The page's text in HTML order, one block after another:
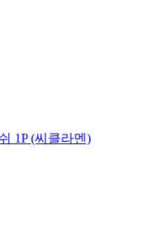
1P (씨클라멘)